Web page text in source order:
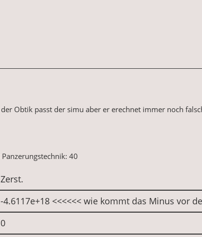
Obtik passt der simu aber er erechnet immer noch
40
Zerst.
-4.6117e+18 <<<<<< wie kommt das Minus vor
0